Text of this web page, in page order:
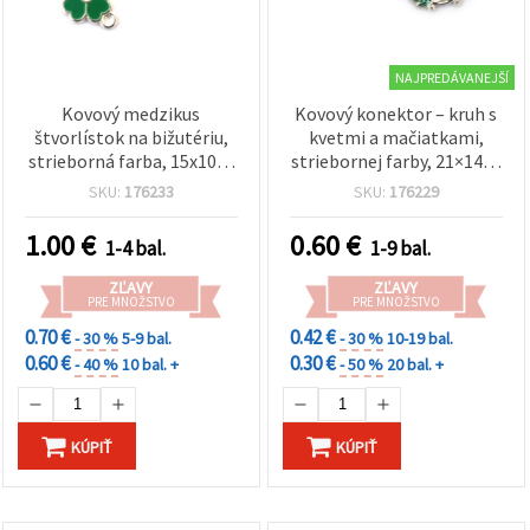
Kovový medzikus
štvorlístok na bižutériu,
strieborná farba, 15x10x2
mm, otvor 1,5 mm – 5 ks
SKU: 176233
1.00€ 1-4 bal.
ZĽAVY
PRE MNOŽSTVO
0.70 €- 30 %5-9 bal.
0.60 €- 40 %10 bal. +
KÚPIŤ
NAJPREDÁVANEJŠÍ
Kovový konektor – kruh s
kvetmi a mačiatkami,
striebornej farby, 21×14×2
mm, otvor: 2 mm – 2 ks
SKU: 176229
0.60€ 1-9 bal.
ZĽAVY
PRE MNOŽSTVO
0.42 €- 30 %10-19 bal.
0.30 €- 50 % 20 bal. +
KÚPIŤ